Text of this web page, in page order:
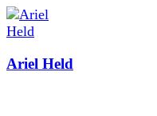
Ariel Held